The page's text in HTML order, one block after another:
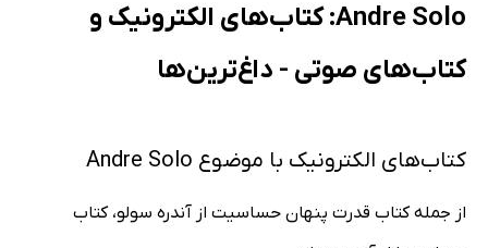
Andre Solo: کتاب‌های الکترونیک و
کتاب‌های صوتی - داغ‌ترین‌ها
کتاب‌های الکترونیک با موضوع Andre Solo
از جمله کتاب قدرت پنهان حساسیت از آندره سولو، کتاب